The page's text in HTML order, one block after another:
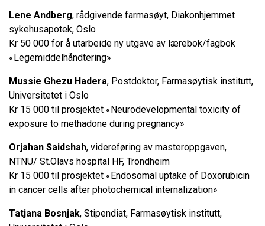
Lene Andberg, rådgivende farmasøyt, Diakonhjemmet
sykehusapotek, Oslo
Kr 50 000 for å utarbeide ny utgave av lærebok/fagbok
«Legemiddelhåndtering»
Mussie Ghezu Hadera, Postdoktor, Farmasøytisk institutt,
Universitetet i Oslo
Kr 15 000 til prosjektet «Neurodevelopmental toxicity of
exposure to methadone during pregnancy»
Orjahan Saidshah, videreføring av masteroppgaven,
NTNU/ St.Olavs hospital HF, Trondheim
Kr 15 000 til prosjektet «Endosomal uptake of Doxorubicin
in cancer cells after photochemical internalization»
Tatjana Bosnjak, Stipendiat, Farmasøytisk institutt,